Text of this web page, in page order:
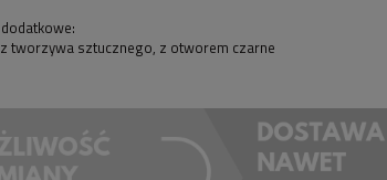
tworzywa sztucznego, z otworem czarne